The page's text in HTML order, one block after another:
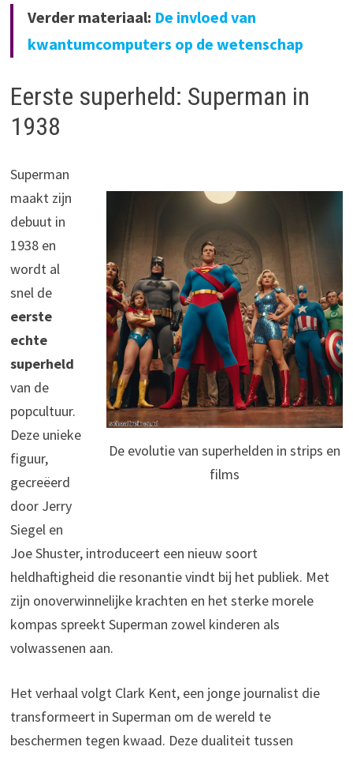
Verder materiaal: De invloed van
kwantumcomputers op de wetenschap
Eerste superheld: Superman in
1938
De evolutie van superhelden in strips en
films
Superman
maakt zijn
debuut in
1938 en
wordt al
snel de
eerste
echte
superheld
van de
popcultuur.
Deze unieke
figuur,
gecreëerd
door Jerry
Siegel en
Joe Shuster, introduceert een nieuw soort
heldhaftigheid die resonantie vindt bij het publiek. Met
zijn onoverwinnelijke krachten en het sterke morele
kompas spreekt Superman zowel kinderen als
volwassenen aan.
Het verhaal volgt Clark Kent, een jonge journalist die
transformeert in Superman om de wereld te
beschermen tegen kwaad. Deze dualiteit tussen